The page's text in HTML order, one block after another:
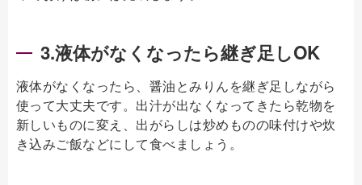
3.液体がなくなったら継ぎ足しOK
液体がなくなったら、醤油とみりんを継ぎ足しながら
使って大丈夫です。出汁が出なくなってきたら乾物を
新しいものに変え、出がらしは炒めものの味付けや炊
き込みご飯などにして食べましょう。